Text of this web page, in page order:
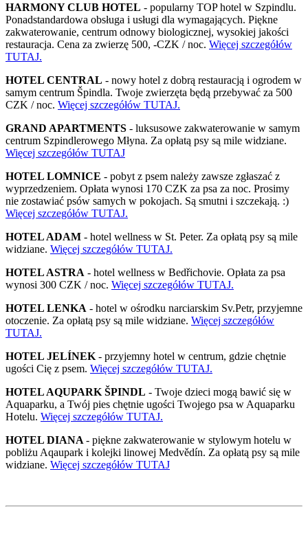
HARMONY CLUB HOTEL - popularny TOP hotel w Szpindlu.
Ponadstandardowa obsługa i usługi dla wymagających. Piękne
zakwaterowanie, centrum odnowy biologicznej, wysokiej jakości
restauracja. Cena za zwierzę 500, -CZK / noc. Więcej szczegółów
TUTAJ.
HOTEL CENTRAL - nowy hotel z dobrą restauracją i ogrodem w
samym centrum Špindla. Twoje zwierzęta będą przebywać za 500
CZK / noc. Więcej szczegółów TUTAJ.
GRAND APARTMENTS - luksusowe zakwaterowanie w samym
centrum Szpindlerowego Młyna. Za opłatą psy są mile widziane.
Więcej szczegółów TUTAJ
HOTEL LOMNICE - pobyt z psem należy zawsze zgłaszać z
wyprzedzeniem. Opłata wynosi 170 CZK za psa za noc. Prosimy
nie zostawiać psów samych w pokojach. Są smutni i szczekają. :)
Więcej szczegółów TUTAJ.
HOTEL ADAM - hotel wellness w St. Peter. Za opłatą psy są mile
widziane. Więcej szczegółów TUTAJ.
HOTEL ASTRA - hotel wellness w Bedřichovie. Opłata za psa
wynosi 300 CZK / noc. Więcej szczegółów TUTAJ.
HOTEL LENKA - hotel w ośrodku narciarskim Sv.Petr, przyjemne
otoczenie. Za opłatą psy są mile widziane. Więcej szczegółów
TUTAJ.
HOTEL JELÍNEK - przyjemny hotel w centrum, gdzie chętnie
ugości Cię z psem. Więcej szczegółów TUTAJ.
HOTEL AQUPARK ŠPINDL - Twoje dzieci mogą bawić się w
Aquaparku, a Twój pies chętnie ugości Twojego psa w Aquaparku
Hotelu. Więcej szczegółów TUTAJ.
HOTEL DIANA - piękne zakwaterowanie w stylowym hotelu w
pobliżu Aqaupark i kolejki linowej Medvědín. Za opłatą psy są mile
widziane. Więcej szczegółów TUTAJ